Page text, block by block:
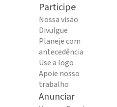
Participe
Nossa visão
Divulgue
Planeje com
antecedência
Use a logo
Apoie nosso
trabalho
Anunciar